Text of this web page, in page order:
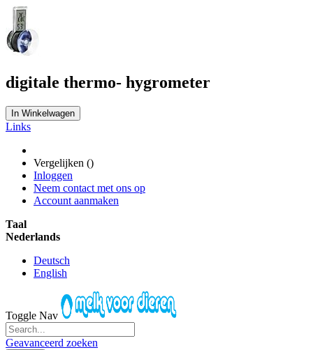
digitale thermo- hygrometer
In Winkelwagen
Links
Vergelijken ()
Inloggen
Neem contact met ons op
Account aanmaken
Taal
Nederlands
Deutsch
English
Toggle Nav
Geavanceerd zoeken